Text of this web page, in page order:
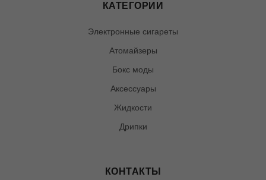
КАТЕГОРИИ
Электронные сигареты
Атомайзеры
Бокс моды
Аксессуары
Жидкости
Дрипки
КОНТАКТЫ